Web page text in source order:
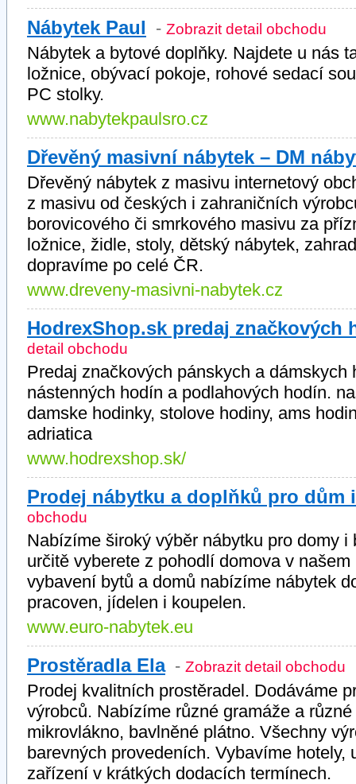
Nábytek Paul - Zobrazit detail obchodu
Nábytek a bytové doplňky. Najdete u nás
ložnice, obývací pokoje, rohové sedací
PC stolky.
www.nabytekpaulsro.cz
Dřevěný masivní nábytek – DM
Dřevěný nábytek z masivu internetový
z masivu od českých i zahraničních
borovicového či smrkového masivu za
ložnice, židle, stoly, dětský nábytek,
dopravíme po celé ČR.
www.dreveny-masivni-nabytek.cz
HodrexShop.sk predaj značkových
detail obchodu
Predaj značkových pánskych a
nástenných hodín a podlahových hodín.
damske hodinky, stolove hodiny, ams
adriatica
www.hodrexshop.sk/
Prodej nábytku a doplňků pro dům
obchodu
Nabízíme široký výběr nábytku pro domy
určitě vyberete z pohodlí domova v
vybavení bytů a domů nabízíme nábytek
pracoven, jídelen i koupelen.
www.euro-nabytek.eu
Prostěradla Ela - Zobrazit detail obchodu
Prodej kvalitních prostěradel. Dodáváme
výrobců. Nabízíme různé gramáže a
mikrovlákno, bavlněné plátno. Všechny
barevných provedeních. Vybavíme
zařízení v krátkých dodacích termínech.